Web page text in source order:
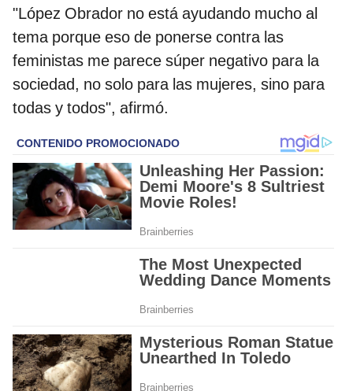
"López Obrador no está ayudando mucho al
tema porque eso de ponerse contra las
feministas me parece súper negativo para la
sociedad, no solo para las mujeres, sino para
todas y todos", afirmó.